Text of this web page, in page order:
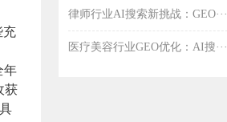
充
年
获
律师行业AI搜索新挑战：GEO···
医疗美容行业GEO优化：AI搜···